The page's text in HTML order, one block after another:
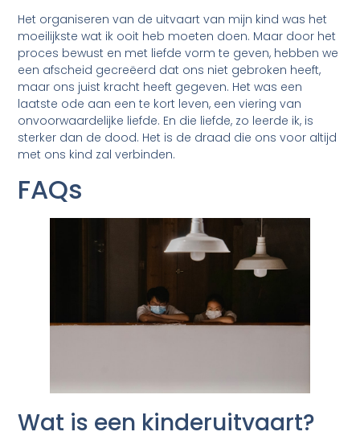
Het organiseren van de uitvaart van mijn kind was het
moeilijkste wat ik ooit heb moeten doen. Maar door het
proces bewust en met liefde vorm te geven, hebben we
een afscheid gecreëerd dat ons niet gebroken heeft,
maar ons juist kracht heeft gegeven. Het was een
laatste ode aan een te kort leven, een viering van
onvoorwaardelijke liefde. En die liefde, zo leerde ik, is
sterker dan de dood. Het is de draad die ons voor altijd
met ons kind zal verbinden.
FAQs
Wat is een kinderuitvaart?